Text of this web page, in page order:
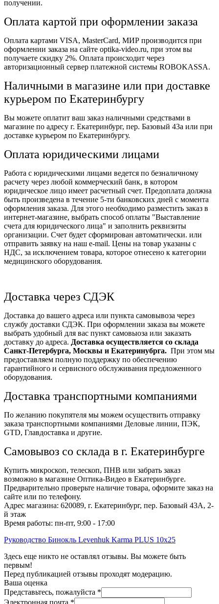
получении.
Оплата картой при оформлении заказа
Оплата картами VISA, MasterCard, МИР производится при
оформлении заказа на сайте optika-video.ru, при этом вы
получаете скидку 2%. Оплата происходит через
авторизационный сервер платежной системы ROBOKASSA.
Наличными в магазине или при доставке
курьером по Екатеринбургу
Вы можете оплатит ваш заказ наличными средствами в
магазине по адресу г. Екатеринбург, пер. Базовый 43а или при
доставке курьером по Екатеринбургу.
Оплата юридическими лицами
Работа с юридическими лицами ведется по безналичному
расчету через любой коммерческий банк, в котором
юридическое лицо имеет расчетный счет. Предоплата должна
быть произведена в течение 5-ти банковских дней с момента
оформления заказа. Для этого необходимо разместить заказ в
интернет-магазине, выбрать способ оплаты "Выставление
счета для юридического лица" и заполнить реквизиты
организации. Счет будет сформирован автоматически. или
отправить заявку на наш e-mail. Цены на товар указаны с
НДС, за исключением товара, которое отнесено к категории
медицинского оборудования.
Доставка через СДЭК
Доставка до вашего адреса или пункта самовывоза через
службу доставки СДЭК. При оформлении заказа вы можете
выбрать удобный для вас пункт самовыоза или заказать
доставку до адреса. Доставка осуществляется со склада
Санкт-Петербурга, Москвы и Екатеринубрга. При этом мы
предоставляем полную поддержку по обеспечению
гарантийного и сервисного обслуживания предложенного
оборудования.
Доставка транспортными компаниями
По желанию покупятеля мы можем осуществить отправку
заказа транспортными компаниями Деловые линии, ПЭК,
GTD, Главдоставка и другие.
Самовывоз со склада в г. Екатеринбурге
Купить микроскоп, телескоп, ПНВ или забрать заказ
возможно в магазине Оптика-Видео в Екатеринбурге.
Предварительно проверьте наличие товара, оформите заказ на
сайте или по телефону.
Адрес магазина: 620089, г. Екатеринбург, пер. Базовый 43А, 2-
й этаж
Время работы: пн-пт, 9:00 - 17:00
Руководство Бинокль Levenhuk Karma PLUS 10x25
Здесь еще никто не оставлял отзывы. Вы можете быть
первым!
Перед публикацией отзывы проходят модерацию.
Ваша оценка
Представьтесь, пожалуйста *
Электронная почта *